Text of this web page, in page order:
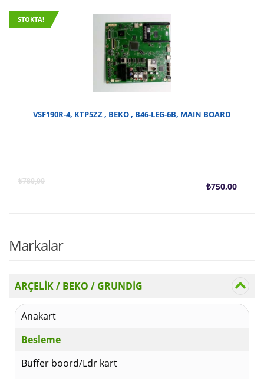
STOKTA!
VSF190R-4, KTP5ZZ , BEKO , B46-LEG-6B, MAIN BOARD
₺780,00 ₺750,00
Şu
Markalar
ARÇELİK / BEKO / GRUNDİG
Anakart
Besleme
Buffer boord/Ldr kart